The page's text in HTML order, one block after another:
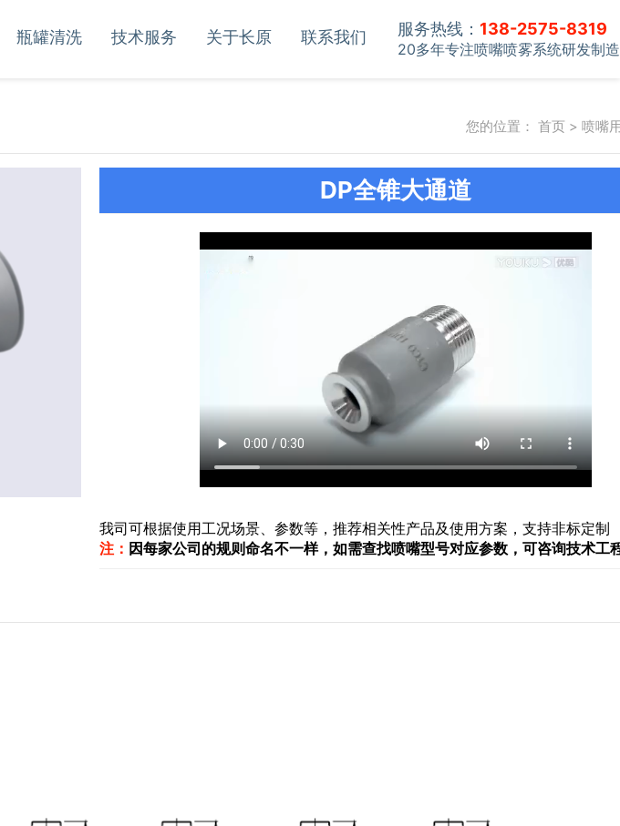
瓶罐清洗 技术服务 关于长原 联系我们 服务热线： 138-2575-8319
20多年专注喷嘴喷雾系统研发制造
您的位置： 首页 > 喷嘴
DP全锥大通道
我司可根据使用工况场景、参数等，推荐相关性产品及使用方案，支持非标定制
注： 因每家公司的规则命名不一样，如需查找喷嘴型号对应参数，可咨询技术工